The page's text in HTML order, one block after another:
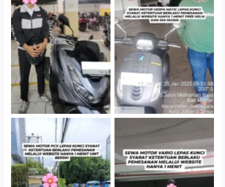
Hotel Kartika Chandra,
Jakarta Selatan
Cityplaza Jatinegara
Gedung Parkir P6A
Cityplaza Jatinegara